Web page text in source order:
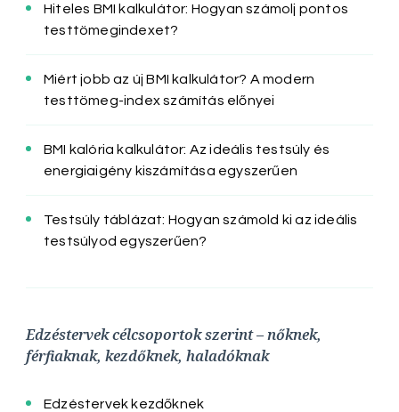
Hiteles BMI kalkulátor: Hogyan számolj pontos
testtömegindexet?
Miért jobb az új BMI kalkulátor? A modern
testtömeg-index számítás előnyei
BMI kalória kalkulátor: Az ideális testsúly és
energiaigény kiszámítása egyszerűen
Testsúly táblázat: Hogyan számold ki az ideális
testsúlyod egyszerűen?
Edzéstervek célcsoportok szerint – nőknek,
férfiaknak, kezdőknek, haladóknak
Edzéstervek kezdőknek